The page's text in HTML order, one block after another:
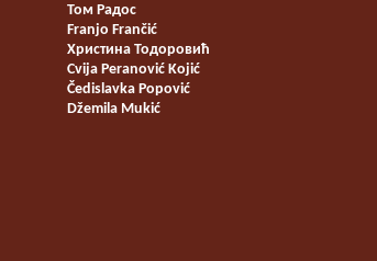
Том Радос
Franjo Frančić
Христина Тодоровић
Cvija Peranović Kojić
Čedislavka Popović
Džemila Mukić